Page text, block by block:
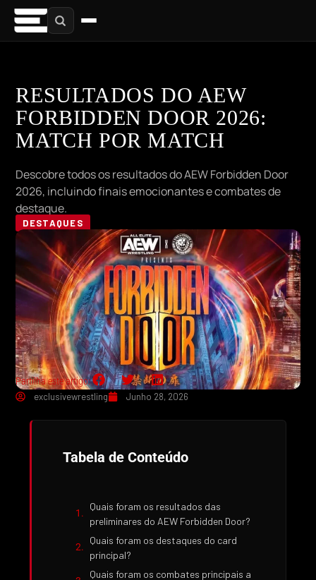
RESULTADOS DO AEW
FORBIDDEN DOOR 2026:
MATCH POR MATCH
Descobre todos os resultados do AEW Forbidden Door
2026, incluindo finais emocionantes e combates de
destaque.
DESTAQUES
Partilha este artigo:
exclusivewrestling
Junho 28, 2026
Tabela de Conteúdo
Quais foram os resultados das
preliminares do AEW Forbidden Door?
Quais foram os destaques do card
principal?
Quais foram os combates principais a